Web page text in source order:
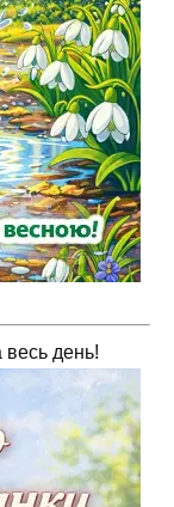
весь день!